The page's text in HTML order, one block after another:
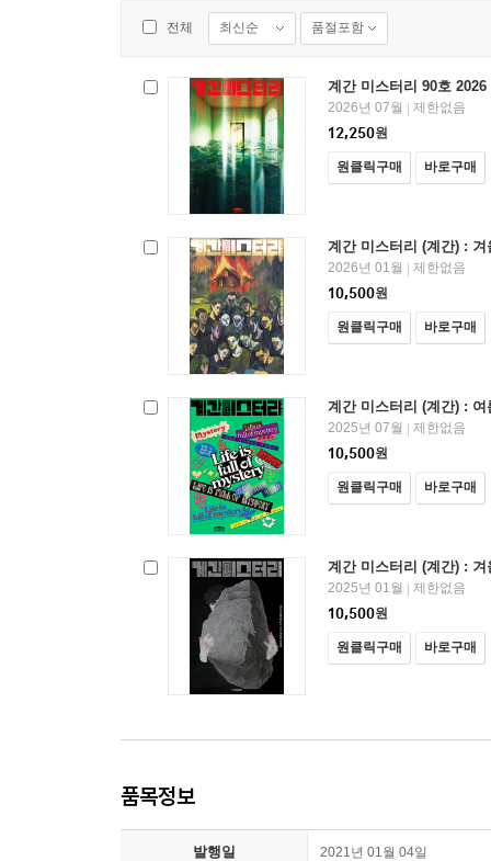
전체 최신순 품절포함
계간 미스터리 90호 2026
2026년 07월 | 제한없음
12,250원
원클릭구매 바로구매
계간 미스터리 (계간) : 겨
2026년 01월 | 제한없음
10,500원
원클릭구매 바로구매
계간 미스터리 (계간) : 여
2025년 07월 | 제한없음
10,500원
원클릭구매 바로구매
계간 미스터리 (계간) : 겨
2025년 01월 | 제한없음
10,500원
원클릭구매 바로구매
품목정보
발행일 2021년 01월 04일